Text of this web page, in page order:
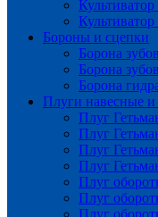
Бороны и сцепки
Борона
Борона
Борона
Плуги навесные
Плуг
Плуг
Плуг
Плуг
Плуг
Плуг
Плуг